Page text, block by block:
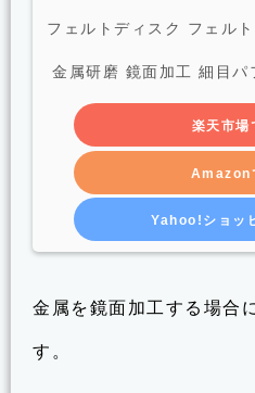
フェルトディスク フェル
金属研磨 鏡面加工 細目
楽天市場
Amazon
Yahoo!ショッ
金属を鏡面加工する場合
す。